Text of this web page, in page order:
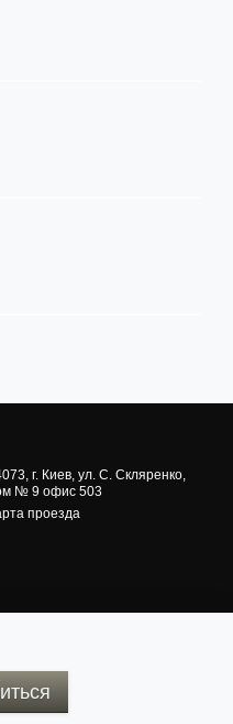
г. Киев, ул. С. Скляренко,
№ 9 офис 503
проезда